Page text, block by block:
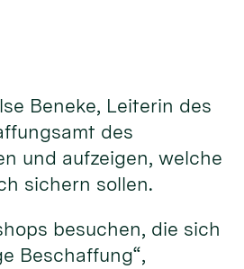
Beneke, Leiterin des
des
und aufzeigen, welche
sichern sollen.
besuchen, die sich
Beschaffung“,